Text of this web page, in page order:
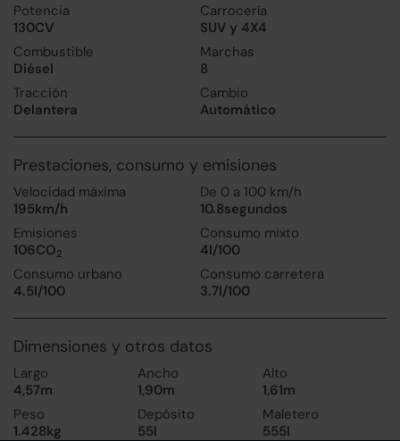
Potencia
130CV
Carrocería
SUV y 4X4
Combustible
Diésel
Marchas
8
Tracción
Delantera
Cambio
Automático
Prestaciones, consumo y emisiones
Velocidad máxima
195km/h
De 0 a 100 km/h
10.8segundos
Emisiones
106CO2
Consumo mixto
4l/100
Consumo urbano
4.5l/100
Consumo carretera
3.7l/100
Dimensiones y otros datos
Largo
4,57m
Ancho
1,90m
Alto
1,61m
Peso
1.428kg
Depósito
55l
Maletero
555l